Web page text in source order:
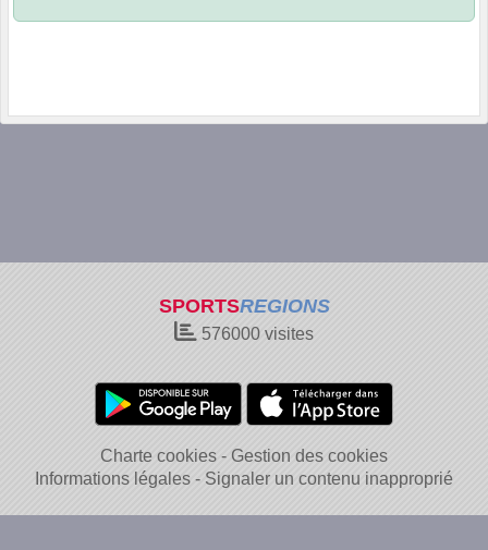
SPORTSREGIONS
576000 visites
Charte cookies
Gestion des cookies
Informations légales
Signaler un contenu inapproprié